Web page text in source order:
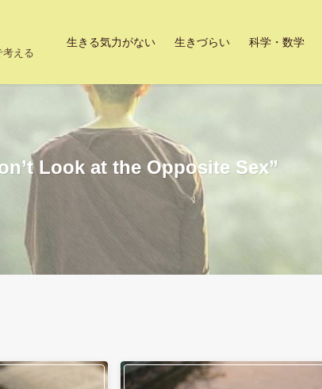
える
生きる気力がない 生きづらい 科学・数学
Look at the Opposite Sex”